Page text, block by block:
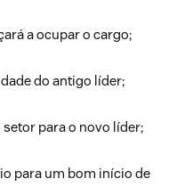
a ocupar o cargo;
do antigo líder;
para o novo líder;
para um bom início de